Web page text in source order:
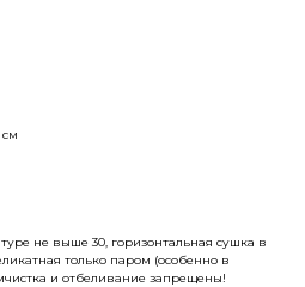
не выше 30, горизонтальная сушка в
только паром (особенно в
и отбеливание запрещены!